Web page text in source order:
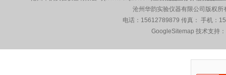
沧州华韵实验仪器有限公司版权
电话：15612789879 传真： 手机：
GoogleSitemap 技术支持